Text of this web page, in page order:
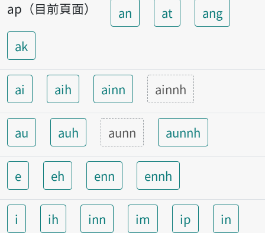
ap（目前頁面）
an at
ang
ak
ai aih ainn ainnh
au auh aunn aunnh
e eh enn ennh
i ih inn im ip
in